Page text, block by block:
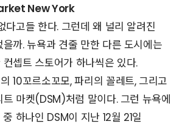
New York
다고들 한다. 그런데 왜 널리 알려진
까. 뉴욕과 견줄 만한 다른 도시에는
셉트 스토어가 하나씩은 있다.
10꼬르소꼬모, 파리의 꼴레트, 그리고
마켓(DSM)처럼 말이다. 그런 뉴욕에
하나인 DSM이 지난 12월 21일